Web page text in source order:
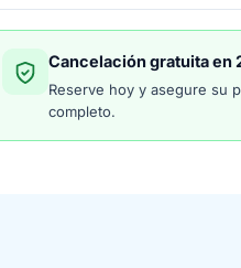
Cancelación gratuita en
Reserve hoy y asegure su
completo.